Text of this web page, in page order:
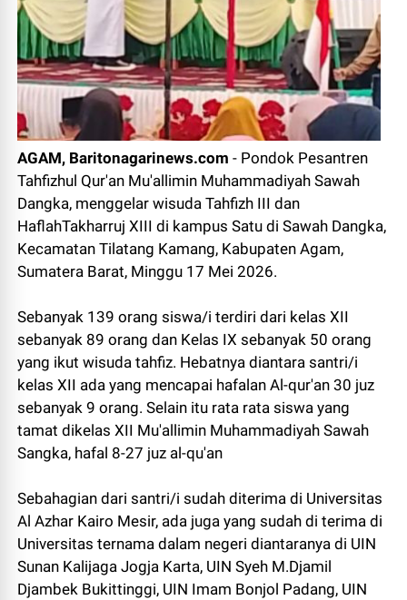
AGAM, Baritonagarinews.com - Pondok Pesantren
Tahfizhul Qur'an Mu'allimin Muhammadiyah Sawah
Dangka, menggelar wisuda Tahfizh III dan
HaflahTakharruj XIII di kampus Satu di Sawah Dangka,
Kecamatan Tilatang Kamang, Kabupaten Agam,
Sumatera Barat, Minggu 17 Mei 2026.
Sebanyak 139 orang siswa/i terdiri dari kelas XII
sebanyak 89 orang dan Kelas IX sebanyak 50 orang
yang ikut wisuda tahfiz. Hebatnya diantara santri/i
kelas XII ada yang mencapai hafalan Al-qur'an 30 juz
sebanyak 9 orang. Selain itu rata rata siswa yang
tamat dikelas XII Mu'allimin Muhammadiyah Sawah
Sangka, hafal 8-27 juz al-qu'an
Sebahagian dari santri/i sudah diterima di Universitas
Al Azhar Kairo Mesir, ada juga yang sudah di terima di
Universitas ternama dalam negeri diantaranya di UIN
Sunan Kalijaga Jogja Karta, UIN Syeh M.Djamil
Djambek Bukittinggi, UIN Imam Bonjol Padang, UIN